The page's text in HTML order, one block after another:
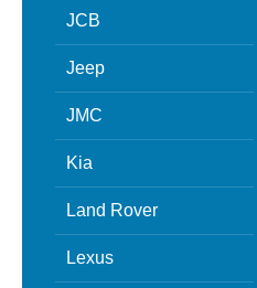
JCB
Jeep
JMC
Kia
Land Rover
Lexus